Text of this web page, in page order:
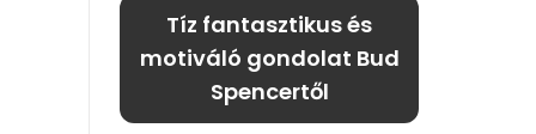
Tíz fantasztikus és
motiváló gondolat Bud
Spencertől